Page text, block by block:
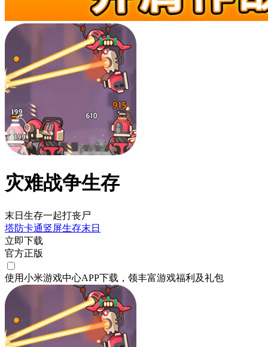
灾难战争生存
末日生存一起打丧尸
塔防卡通竖屏生存末日
立即下载
官方正版
使用小米游戏中心APP下载 ，领丰富游戏福利 及礼包